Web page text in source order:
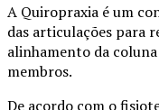
A Quiropraxia é um
das articulações para
alinhamento da
membros.
De acordo com o